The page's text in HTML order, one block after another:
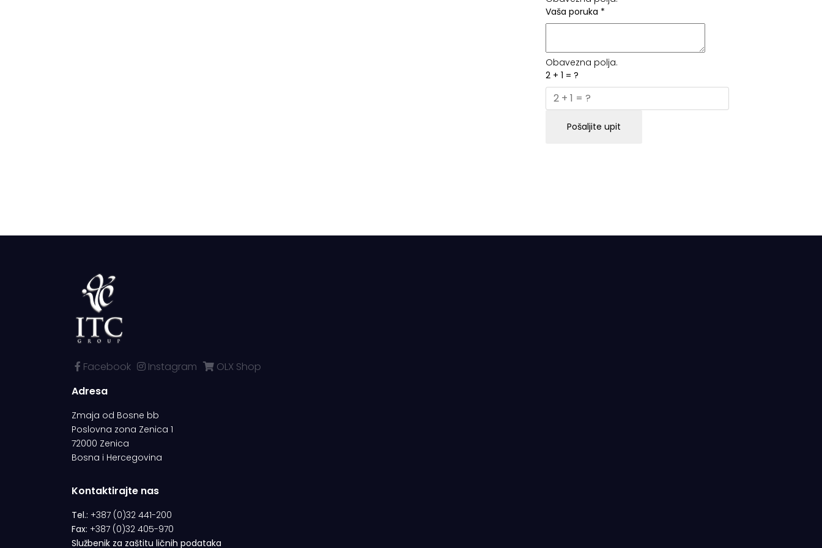
Vaša poruka *
Obavezna polja.
2 + 1 = ?
Pošaljite upit
Facebook Instagram
OLX Shop
Adresa
Zmaja od Bosne bb
Poslovna zona Zenica 1
72000 Zenica
Bosna i Hercegovina
Kontaktirajte nas
Tel.: +387 (0)32 441-200
Fax: +387 (0)32 405-970
Službenik za zaštitu ličnih podataka